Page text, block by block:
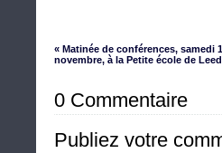
« Matinée de conférences, samedi
novembre, à la Petite école de
0 Commentaire
Publiez votre